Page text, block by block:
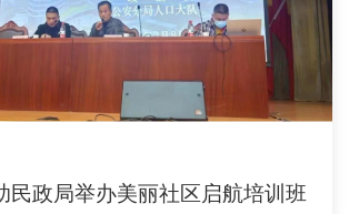
民政局举办美丽社区启航培训班